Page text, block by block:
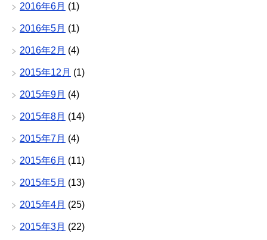
2016年6月 (1)
2016年5月 (1)
2016年2月 (4)
2015年12月 (1)
2015年9月 (4)
2015年8月 (14)
2015年7月 (4)
2015年6月 (11)
2015年5月 (13)
2015年4月 (25)
2015年3月 (22)